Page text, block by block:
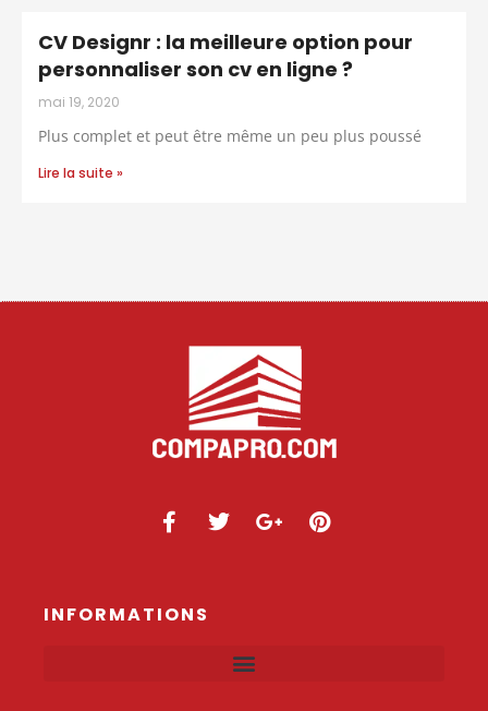
CV Designr : la meilleure option pour
personnaliser son cv en ligne ?
mai 19, 2020
Plus complet et peut être même un peu plus poussé
Lire la suite »
INFORMATIONS